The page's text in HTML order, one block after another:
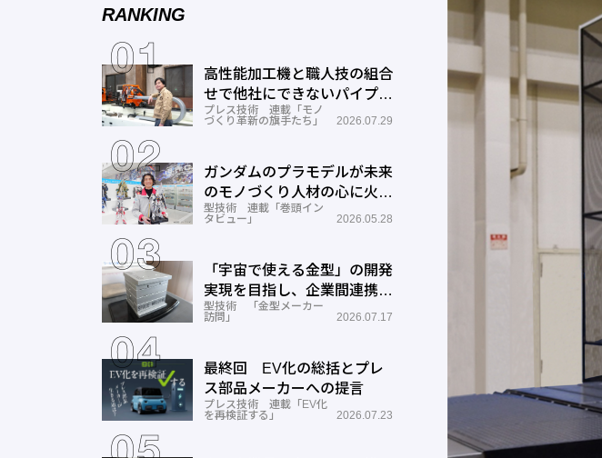
RANKING
高性能加工機と職人技の組合
せで他社にできないパイプ曲
げを実現―ミナミ技研
プレス技術 連載「モノ
づくり革新の旗手たち」
2026.07.29
ガンダムのプラモデルが未来
のモノづくり人材の心に火を
つける―BANDAI SPIRITS
型技術 連載「巻頭イン
タビュー」
2026.05.28
「宇宙で使える金型」の開発
実現を目指し、企業間連携を
推進―ワールド工業
型技術 「金型メーカー
訪問」
2026.07.17
最終回 EV化の総括とプレ
ス部品メーカーへの提言
プレス技術 連載「EV化
を再検証する」
2026.07.23